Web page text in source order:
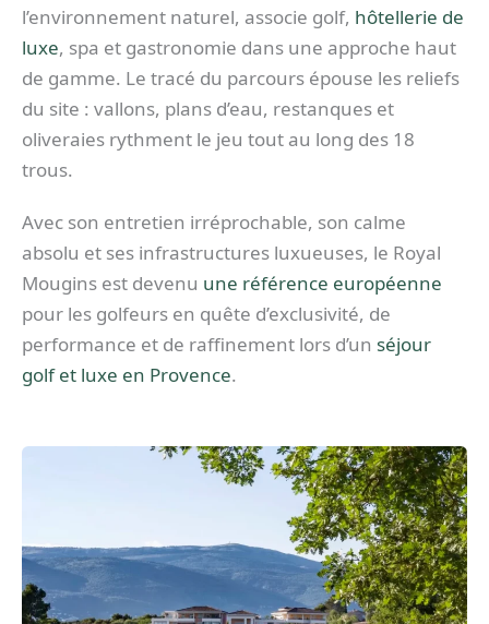
l’environnement naturel, associe golf, hôtellerie de
luxe, spa et gastronomie dans une approche haut
de gamme. Le tracé du parcours épouse les reliefs
du site : vallons, plans d’eau, restanques et
oliveraies rythment le jeu tout au long des 18
trous.
Avec son entretien irréprochable, son calme
absolu et ses infrastructures luxueuses, le Royal
Mougins est devenu une référence européenne
pour les golfeurs en quête d’exclusivité, de
performance et de raffinement lors d’un séjour
golf et luxe en Provence.